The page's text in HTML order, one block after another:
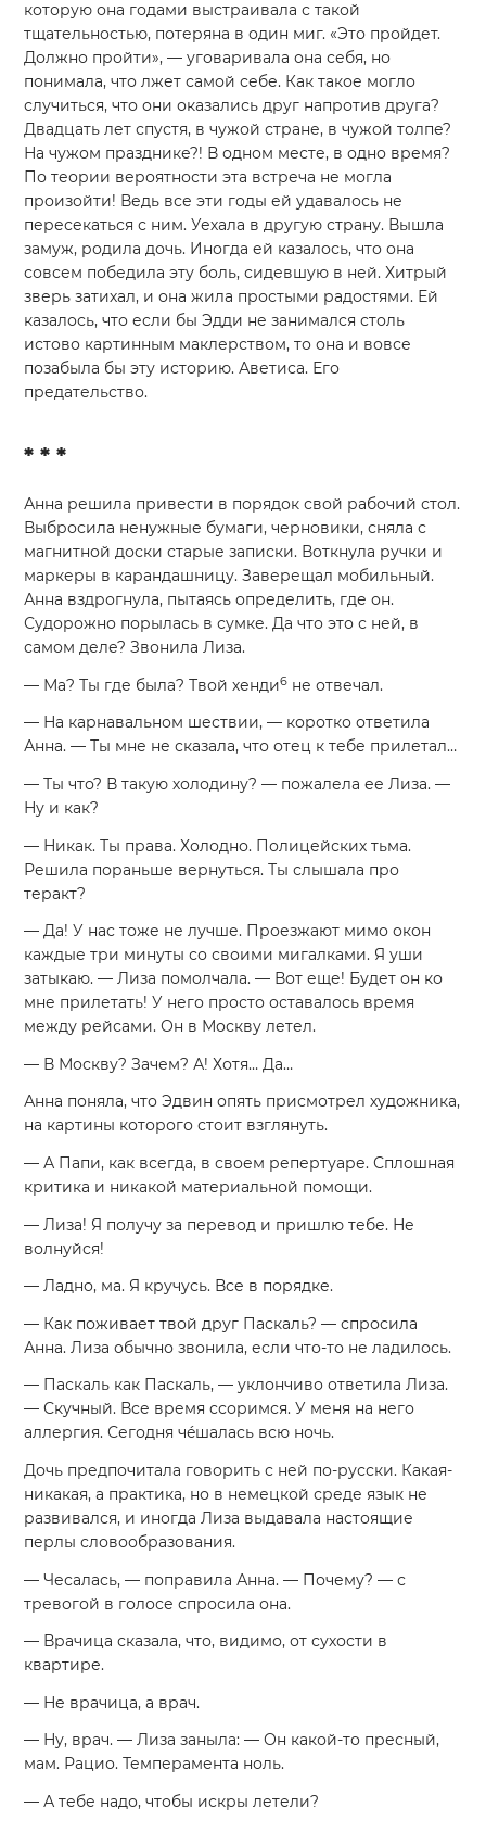
которую она годами выстраивала с такой
тщательностью, потеряна в один миг. «Это пройдет.
Должно пройти», — уговаривала она себя, но
понимала, что лжет самой себе. Как такое могло
случиться, что они оказались друг напротив друга?
Двадцать лет спустя, в чужой стране, в чужой толпе?
На чужом празднике?! В одном месте, в одно время?
По теории вероятности эта встреча не могла
произойти! Ведь все эти годы ей удавалось не
пересекаться с ним. Уехала в другую страну. Вышла
замуж, родила дочь. Иногда ей казалось, что она
совсем победила эту боль, сидевшую в ней. Хитрый
зверь затихал, и она жила простыми радостями. Ей
казалось, что если бы Эдди не занимался столь
истово картинным маклерством, то она и вовсе
позабыла бы эту историю. Аветиса. Его
предательство.
* * *
Анна решила привести в порядок свой рабочий стол.
Выбросила ненужные бумаги, черновики, сняла с
магнитной доски старые записки. Воткнула ручки и
маркеры в карандашницу. Заверещал мобильный.
Анна вздрогнула, пытаясь определить, где он.
Судорожно порылась в сумке. Да что это с ней, в
самом деле? Звонила Лиза.
— Ма? Ты где была? Твой хенди6 не отвечал.
— На карнавальном шествии, — коротко ответила
Анна. — Ты мне не сказала, что отец к тебе прилетал…
— Ты что? В такую холодину? — пожалела ее Лиза. —
Ну и как?
— Никак. Ты права. Холодно. Полицейских тьма.
Решила пораньше вернуться. Ты слышала про
теракт?
— Да! У нас тоже не лучше. Проезжают мимо окон
каждые три минуты со своими мигалками. Я уши
затыкаю. — Лиза помолчала. — Вот еще! Будет он ко
мне прилетать! У него просто оставалось время
между рейсами. Он в Москву летел.
— В Москву? Зачем? А! Хотя… Да…
Анна поняла, что Эдвин опять присмотрел художника,
на картины которого стоит взглянуть.
— А Папи, как всегда, в своем репертуаре. Сплошная
критика и никакой материальной помощи.
— Лиза! Я получу за перевод и пришлю тебе. Не
волнуйся!
— Ладно, ма. Я кручусь. Все в порядке.
— Как поживает твой друг Паскаль? — спросила
Анна. Лиза обычно звонила, если что-то не ладилось.
— Паскаль как Паскаль, — уклончиво ответила Лиза.
— Скучный. Все время ссоримся. У меня на него
аллергия. Сегодня чéшалась всю ночь.
Дочь предпочитала говорить с ней по-русски. Какая-
никакая, а практика, но в немецкой среде язык не
развивался, и иногда Лиза выдавала настоящие
перлы словообразования.
— Чесалась, — поправила Анна. — Почему? — с
тревогой в голосе спросила она.
— Врачица сказала, что, видимо, от сухости в
квартире.
— Не врачица, а врач.
— Ну, врач. — Лиза заныла: — Он какой-то пресный,
мам. Рацио. Темперамента ноль.
— А тебе надо, чтобы искры летели?